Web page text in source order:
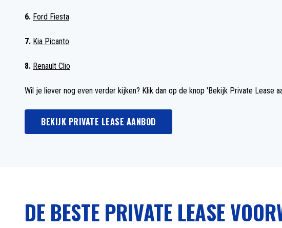
6. Ford Fiesta
7. Kia Picanto
8. Renault Clio
Wil je liever nog even verder kijken? Klik dan op de knop 'Bekijk Private Lease
BEKIJK PRIVATE LEASE AANBOD
DE BESTE PRIVATE LEASE